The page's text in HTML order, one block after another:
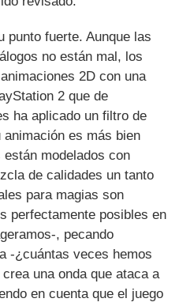
punto fuerte. Aunque las
no están mal, los
2D con una
2 que de
ha aplicado un filtro de
es más bien
modelados con
de calidades un tanto
para magias son
perfectamente posibles en
, pecando
-¿cuántas veces hemos
una onda que ataca a
en cuenta que el juego